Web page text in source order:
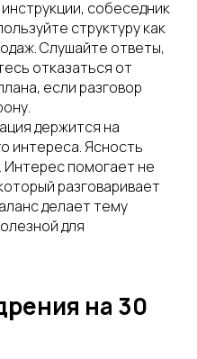
собеседник
структуру как
Слушайте ответы,
отказаться от
если разговор
держится на
интереса. Ясность
Интерес помогает не
разговаривает
делает тему
для
на 30